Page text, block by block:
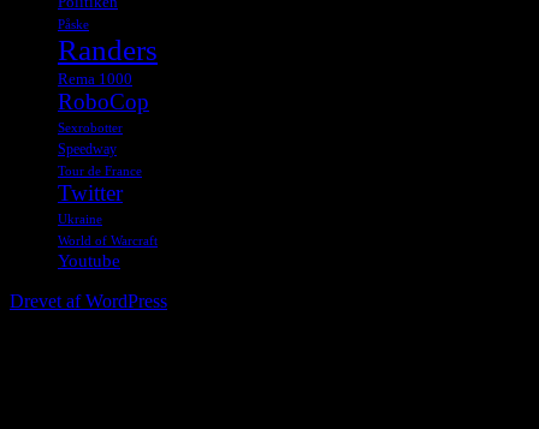
Påske
Randers
Rema 1000
RoboCop
Sexrobotter
Speedway
Tour de France
Twitter
Ukraine
World of Warcraft
Youtube
Drevet af WordPress